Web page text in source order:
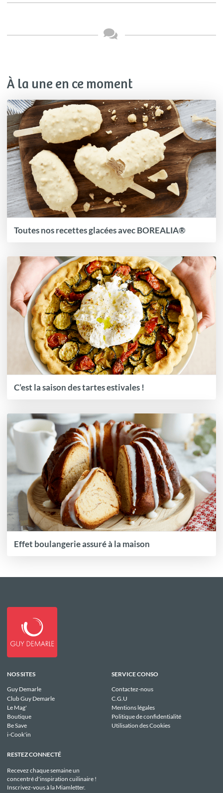
À la une en ce moment
Toutes nos recettes glacées avec BOREALIA®
C’est la saison des tartes estivales !
Effet boulangerie assuré à la maison
NOS SITES
Guy Demarle
Club Guy Demarle
Le Mag'
Boutique
Be Save
i-Cook'in
SERVICE CONSO
Contactez-nous
C.G.U
Mentions légales
Politique de confidentialité
Utilisation des Cookies
RESTEZ CONNECTÉ
Recevez chaque semaine un
concentré d'inspiration cuilinaire !
Inscrivez-vous à la Miamletter.